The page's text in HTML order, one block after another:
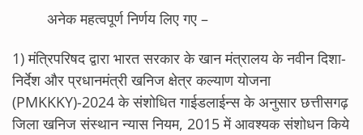
अनेक महत्वपूर्ण निर्णय लिए गए –
1) मंत्रिपरिषद द्वारा भारत सरकार के खान मंत्रालय के नवीन दिशा-
निर्देश और प्रधानमंत्री खनिज क्षेत्र कल्याण योजना
(PMKKKY)-2024 के संशोधित गाईडलाईन्स के अनुसार छत्तीसगढ़
जिला खनिज संस्थान न्यास नियम, 2015 में आवश्यक संशोधन किये